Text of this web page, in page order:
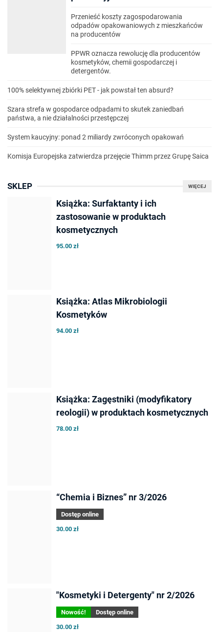
Przenieść koszty zagospodarowania
odpadów opakowaniowych z mieszkańców
na producentów
PPWR oznacza rewolucję dla producentów
kosmetyków, chemii gospodarczej i
detergentów.
100% selektywnej zbiórki PET - jak powstał ten absurd?
Szara strefa w gospodarce odpadami to skutek zaniedbań
państwa, a nie działalności przestępczej
System kaucyjny: ponad 2 miliardy zwróconych opakowań
Komisja Europejska zatwierdza przejęcie Thimm przez Grupę Saica
WIĘCEJ
SKLEP
Książka: Surfaktanty i ich
zastosowanie w produktach
kosmetycznych
95.00 zł
Książka: Atlas Mikrobiologii
Kosmetyków
94.00 zł
Książka: Zagęstniki (modyfikatory
reologii) w produktach kosmetycznych
78.00 zł
“Chemia i Biznes” nr 3/2026
Dostęp online
30.00 zł
"Kosmetyki i Detergenty" nr 2/2026
Nowość!
Dostęp online
30.00 zł